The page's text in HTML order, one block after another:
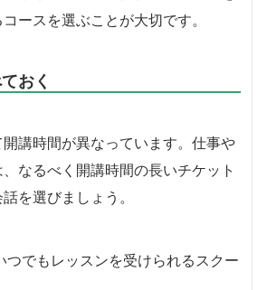
ースを選ぶことが大切です。
おく
講時間が異なっています。仕事や
なるべく開講時間の長いチケット
を選びましょう。
つでもレッスンを受けられるスクー